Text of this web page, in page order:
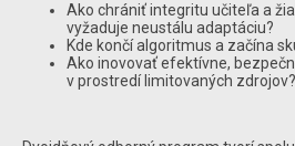
Ako chrániť integritu učiteľa a
vyžaduje neustálu adaptáciu?
Kde končí algoritmus a začína
Ako inovovať efektívne,
v prostredí limitovaných zdrojov?